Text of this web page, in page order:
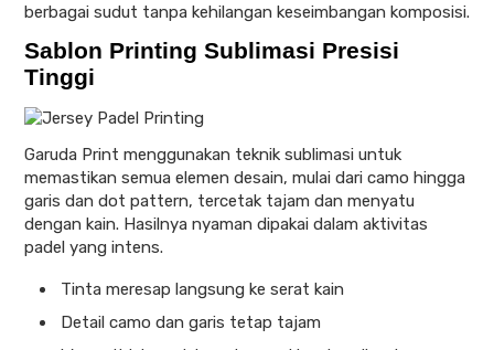
berbagai sudut tanpa kehilangan keseimbangan komposisi.
Sablon Printing Sublimasi Presisi
Tinggi
Garuda Print menggunakan teknik sublimasi untuk
memastikan semua elemen desain, mulai dari camo hingga
garis dan dot pattern, tercetak tajam dan menyatu
dengan kain. Hasilnya nyaman dipakai dalam aktivitas
padel yang intens.
Tinta meresap langsung ke serat kain
Detail camo dan garis tetap tajam